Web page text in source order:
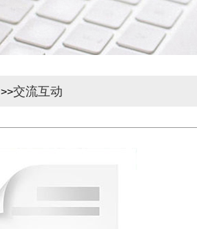
>>交流互动